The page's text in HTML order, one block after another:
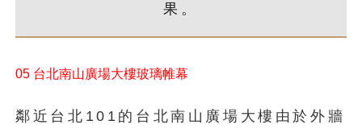
果。
05 台北南山廣場大樓玻璃帷幕
鄰近台北101的台北南山廣場大樓由於外牆